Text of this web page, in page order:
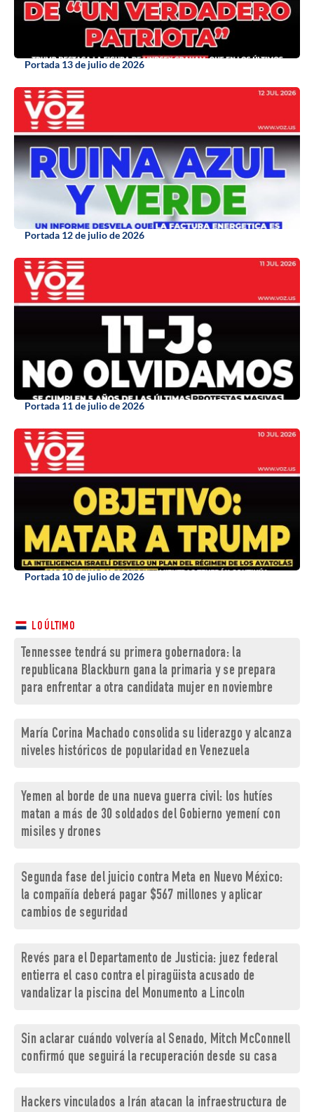
Portada 13 de julio de 2026
Portada 12 de julio de 2026
Portada 11 de julio de 2026
Portada 10 de julio de 2026
LO ÚLTIMO
Tennessee tendrá su primera gobernadora: la
republicana Blackburn gana la primaria y se prepara
para enfrentar a otra candidata mujer en noviembre
María Corina Machado consolida su liderazgo y alcanza
niveles históricos de popularidad en Venezuela
Yemen al borde de una nueva guerra civil: los hutíes
matan a más de 30 soldados del Gobierno yemení con
misiles y drones
Segunda fase del juicio contra Meta en Nuevo México:
la compañía deberá pagar $567 millones y aplicar
cambios de seguridad
Revés para el Departamento de Justicia: juez federal
entierra el caso contra el piragüista acusado de
vandalizar la piscina del Monumento a Lincoln
Sin aclarar cuándo volvería al Senado, Mitch McConnell
confirmó que seguirá la recuperación desde su casa
Hackers vinculados a Irán atacan la infraestructura de